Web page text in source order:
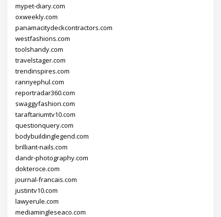
mypet-diary.com
oxweekly.com
panamacitydeckcontractors.com
westfashions.com
toolshandy.com
travelstager.com
trendinspires.com
rannyephul.com
reportradar360.com
swaggyfashion.com
taraftariumtv10.com
questionquery.com
bodybuildinglegend.com
brilliant-nails.com
dandr-photography.com
dokteroce.com
journal-francais.com
justintv10.com
lawyerule.com
mediamingleseaco.com